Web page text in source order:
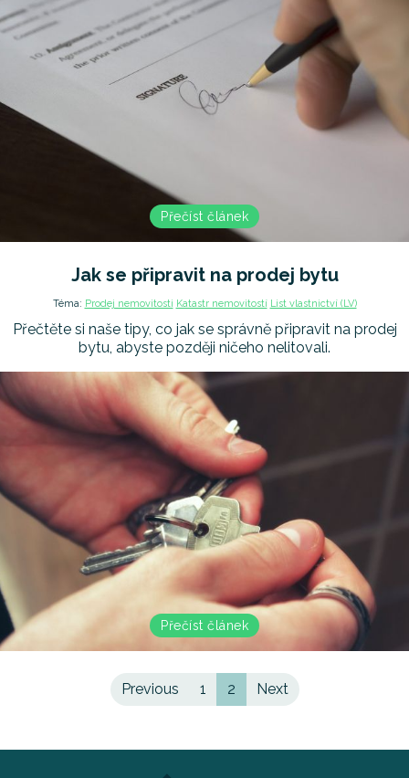
Přečíst článek
Jak se připravit na prodej bytu
Téma: Prodej nemovitosti Katastr nemovitostí List vlastnictví (LV)
Přečtěte si naše tipy, co jak se správně připravit na prodej
bytu, abyste později ničeho nelitovali.
Přečíst článek
Previous 1 2(current)
Next